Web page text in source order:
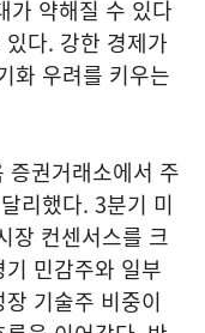
가 약해질 수 있다
다. 강한 경제가
화 우려를 키우는
증권거래소에서 주
리했다. 3분기 미
장 컨센서스를 크
민감주와 일부
기술주 비중이